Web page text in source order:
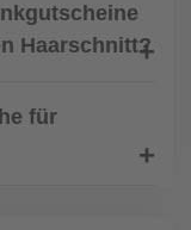
Haarschnitt?
für